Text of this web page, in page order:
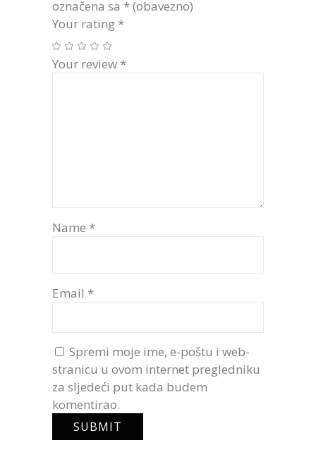
označena sa * (obavezno)
Your rating *
Your review *
Name *
Email *
Spremi moje ime, e-poštu i web-
stranicu u ovom internet pregledniku
za sljedeći put kada budem
komentirao.